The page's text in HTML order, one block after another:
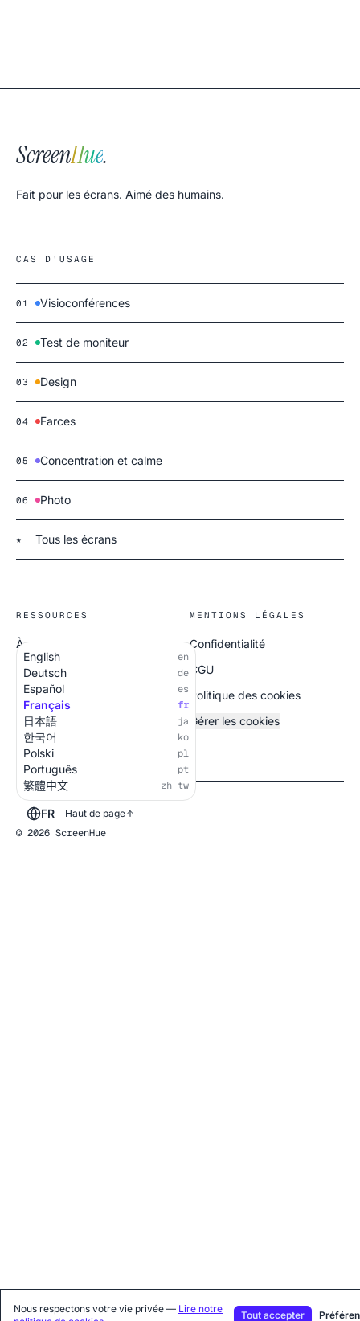
ScreenHue.
Fait pour les écrans. Aimé des humains.
CAS D'USAGE
01 Visioconférences
02 Test de moniteur
03 Design
04 Farces
05 Concentration et calme
06 Photo
★ Tous les écrans
RESSOURCES
À propos
Tous les écrans
MENTIONS LÉGALES
Confidentialité
CGU
Politique des cookies
Gérer les cookies
© 2026 ScreenHue
FR
English en
Deutsch de
Español es
Français fr
日本語 ja
한국어 ko
Polski pl
Português pt
繁體中文 zh-tw
Haut de page
Nous respectons votre vie privée — Lire notre
Tout accepter